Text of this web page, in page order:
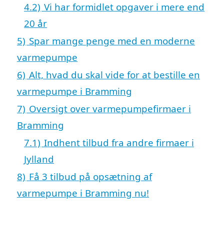
4.2) Vi har formidlet opgaver i mere end
20 år
5) Spar mange penge med en moderne
varmepumpe
6) Alt, hvad du skal vide for at bestille en
varmepumpe i Bramming
7) Oversigt over varmepumpefirmaer i
Bramming
7.1) Indhent tilbud fra andre firmaer i
Jylland
8) Få 3 tilbud på opsætning af
varmepumpe i Bramming nu!